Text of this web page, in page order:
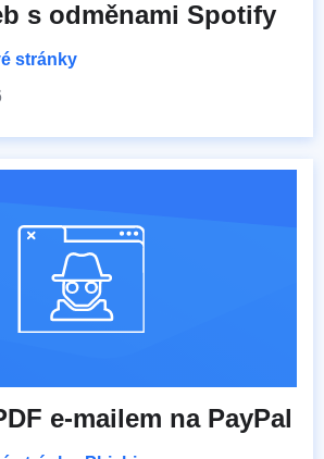
s odměnami Spotify
stránky
e-mailem na PayPal